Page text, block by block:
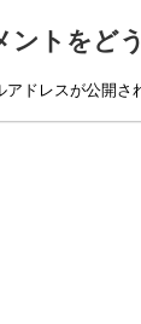
ントをど
アドレスが公開さ